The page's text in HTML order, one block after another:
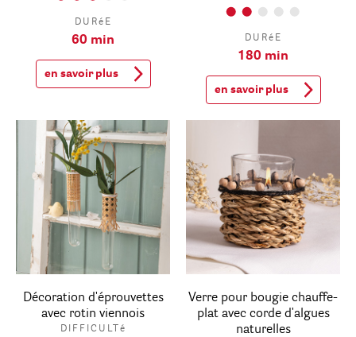
DURéE
60 min
en savoir plus
DURéE
180 min
en savoir plus
Décoration d'éprouvettes
avec rotin viennois
DIFFICULTé
Verre pour bougie chauffe-
plat avec corde d'algues
naturelles